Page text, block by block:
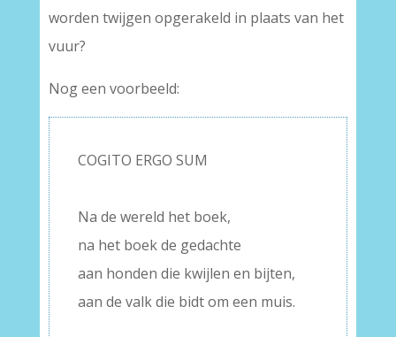
worden twijgen opgerakeld in plaats van het
vuur?
Nog een voorbeeld:
COGITO ERGO SUM
Na de wereld het boek,
na het boek de gedachte
aan honden die kwijlen en bijten,
aan de valk die bidt om een muis.